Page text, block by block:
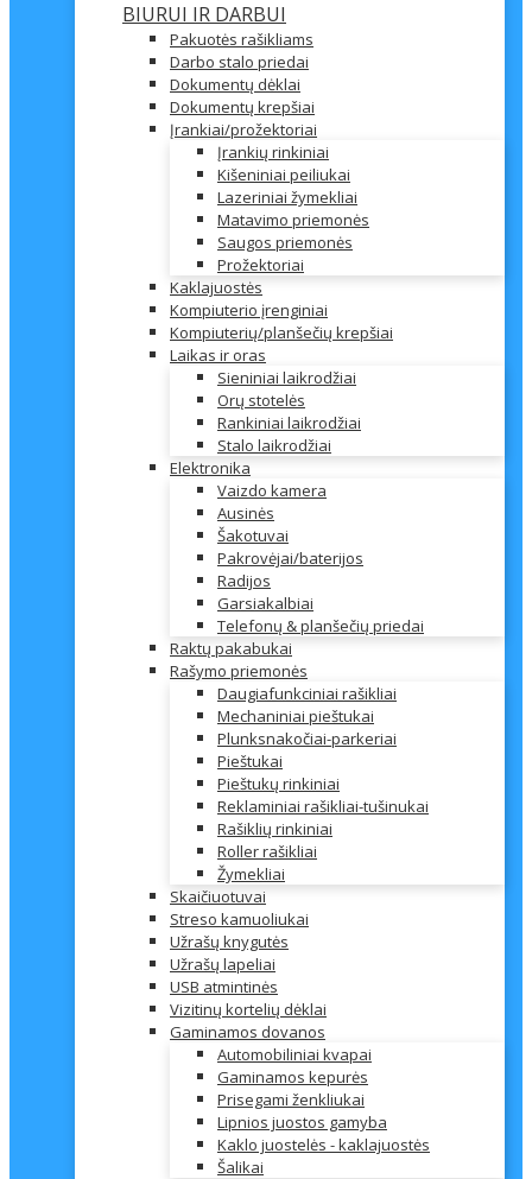
BIURUI IR DARBUI
Pakuotės rašikliams
Darbo stalo priedai
Dokumentų dėklai
Dokumentų krepšiai
Įrankiai/prožektoriai
Įrankių rinkiniai
Kišeniniai peiliukai
Lazeriniai žymekliai
Matavimo priemonės
Saugos priemonės
Prožektoriai
Kaklajuostės
Kompiuterio įrenginiai
Kompiuterių/planšečių krepšiai
Laikas ir oras
Sieniniai laikrodžiai
Orų stotelės
Rankiniai laikrodžiai
Stalo laikrodžiai
Elektronika
Vaizdo kamera
Ausinės
Šakotuvai
Pakrovėjai/baterijos
Radijos
Garsiakalbiai
Telefonų & planšečių priedai
Raktų pakabukai
Rašymo priemonės
Daugiafunkciniai rašikliai
Mechaniniai pieštukai
Plunksnakočiai-parkeriai
Pieštukai
Pieštukų rinkiniai
Reklaminiai rašikliai-tušinukai
Rašiklių rinkiniai
Roller rašikliai
Žymekliai
Skaičiuotuvai
Streso kamuoliukai
Užrašų knygutės
Užrašų lapeliai
USB atmintinės
Vizitinų kortelių dėklai
Gaminamos dovanos
Automobiliniai kvapai
Gaminamos kepurės
Prisegami ženkliukai
Lipnios juostos gamyba
Kaklo juostelės - kaklajuostės
Šalikai